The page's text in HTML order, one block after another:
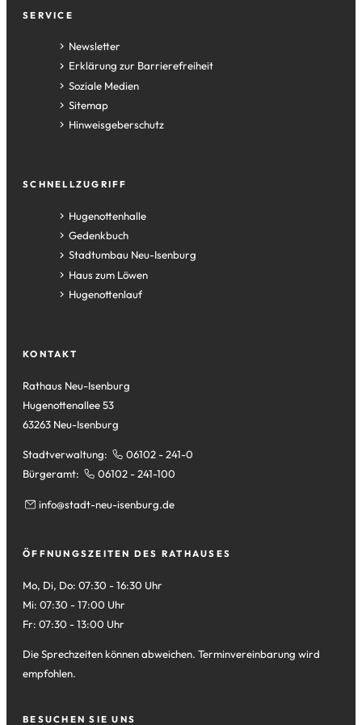
Fußzeile
SERVICE
Newsletter
Erklärung zur Barrierefreiheit
Soziale Medien
Sitemap
Hinweisgeberschutz
SCHNELLZUGRIFF
Hugenottenhalle
(Öffnet
in
einem
neuen
Tab)
Gedenkbuch
(Öffnet
in
einem
neuen
Stadtumbau Neu-Isenburg
(Öffnet
in
einem
Haus zum Löwen
(Öffnet
in
Tab)
Hugenottenlauf
(Öffnet
neuen
KONTAKT
Rathaus Neu-Isenburg
Hugenottenallee 53
63263 Neu-Isenburg
Stadtverwaltung:
06102 - 241-0
Bürgeramt:
06102 - 241-100
info stadt-neu-isenburg de
ÖFFNUNGSZEITEN DES RATHAUSES
Mo, Di, Do: 07:30 - 16:30 Uhr
Mi: 07:30 - 17:00 Uhr
Fr: 07:30 - 13:00 Uhr
Die Sprechzeiten können abweichen. Terminvereinbarung wird
empfohlen.
BESUCHEN SIE UNS